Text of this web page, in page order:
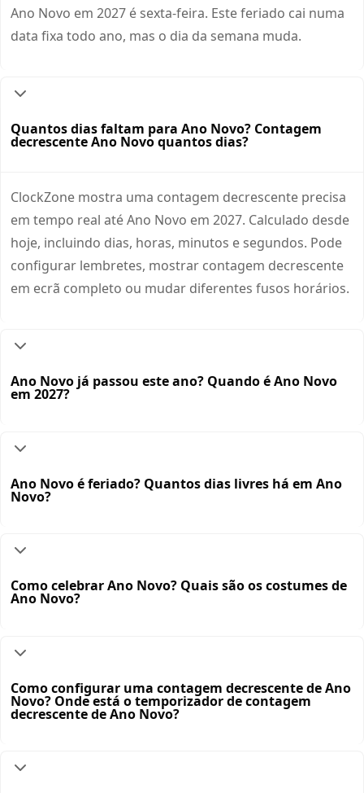
Ano Novo em 2027 é sexta-feira. Este feriado cai numa
data fixa todo ano, mas o dia da semana muda.
Quantos dias faltam para Ano Novo? Contagem
decrescente Ano Novo quantos dias?
ClockZone mostra uma contagem decrescente precisa
em tempo real até Ano Novo em 2027. Calculado desde
hoje, incluindo dias, horas, minutos e segundos. Pode
configurar lembretes, mostrar contagem decrescente
em ecrã completo ou mudar diferentes fusos horários.
Ano Novo já passou este ano? Quando é Ano Novo
em 2027?
Ano Novo é feriado? Quantos dias livres há em Ano
Novo?
Como celebrar Ano Novo? Quais são os costumes de
Ano Novo?
Como configurar uma contagem decrescente de Ano
Novo? Onde está o temporizador de contagem
decrescente de Ano Novo?